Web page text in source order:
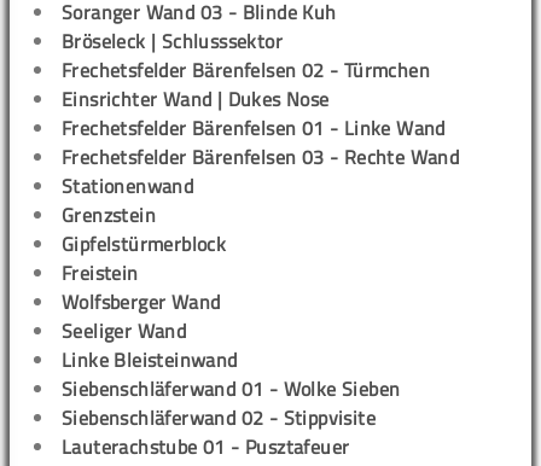
Soranger Wand 03 - Blinde Kuh
Bröseleck | Schlusssektor
Frechetsfelder Bärenfelsen 02 - Türmchen
Einsrichter Wand | Dukes Nose
Frechetsfelder Bärenfelsen 01 - Linke Wand
Frechetsfelder Bärenfelsen 03 - Rechte Wand
Stationenwand
Grenzstein
Gipfelstürmerblock
Freistein
Wolfsberger Wand
Seeliger Wand
Linke Bleisteinwand
Siebenschläferwand 01 - Wolke Sieben
Siebenschläferwand 02 - Stippvisite
Lauterachstube 01 - Pusztafeuer